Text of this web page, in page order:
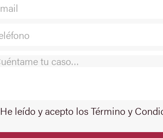
He leído y acepto los Término y